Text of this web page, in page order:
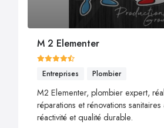
M 2 Elementer
Entreprises Plombier
M2 Elementer, plombier expert,
réparations et rénovations
réactivité et qualité durable.